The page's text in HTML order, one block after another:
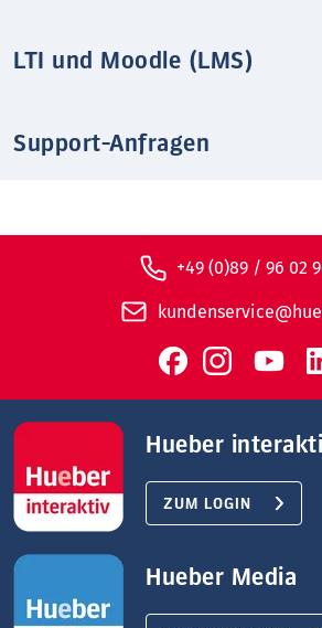
LTI und Moodle (LMS)
Support-Anfragen
+49 (0)89 / 96 02
Hueber
ZUM LOGIN
Hueber Media